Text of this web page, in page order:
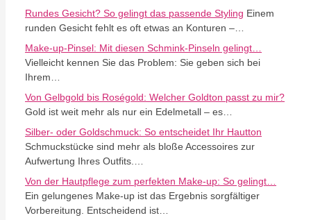
Rundes Gesicht? So gelingt das passende Styling Einem
runden Gesicht fehlt es oft etwas an Konturen –…
Make-up-Pinsel: Mit diesen Schmink-Pinseln gelingt…
Vielleicht kennen Sie das Problem: Sie geben sich bei
Ihrem…
Von Gelbgold bis Roségold: Welcher Goldton passt zu mir?
Gold ist weit mehr als nur ein Edelmetall – es…
Silber- oder Goldschmuck: So entscheidet Ihr Hautton
Schmuckstücke sind mehr als bloße Accessoires zur
Aufwertung Ihres Outfits.…
Von der Hautpflege zum perfekten Make-up: So gelingt…
Ein gelungenes Make-up ist das Ergebnis sorgfältiger
Vorbereitung. Entscheidend ist…